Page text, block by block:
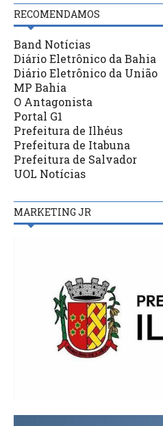
RECOMENDAMOS
Band Notícias
Diário Eletrônico da Bahia
Diário Eletrônico da União
MP Bahia
O Antagonista
Portal G1
Prefeitura de Ilhéus
Prefeitura de Itabuna
Prefeitura de Salvador
UOL Notícias
MARKETING JR